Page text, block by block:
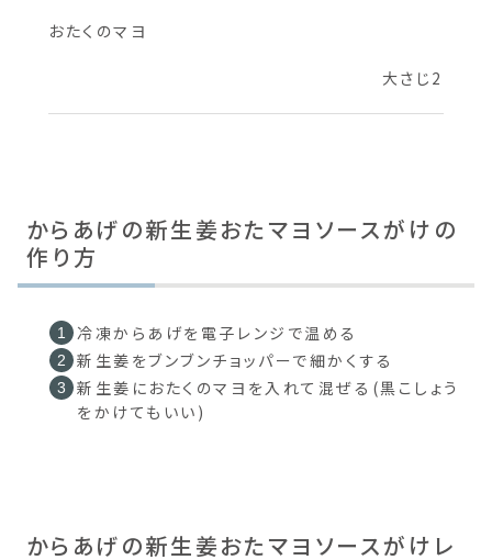
おたくのマヨ
大さじ2
からあげの新生姜おたマヨソースがけの
作り方
冷凍からあげを電子レンジで温める
新生姜をブンブンチョッパーで細かくする
新生姜におたくのマヨを入れて混ぜる(黒こしょう
をかけてもいい)
からあげの新生姜おたマヨソースがけレ